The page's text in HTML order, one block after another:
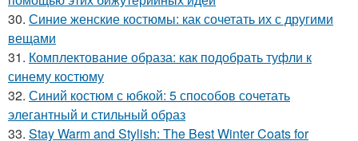
30. Синие женские костюмы: как сочетать их с другими
вещами
31. Комплектование образа: как подобрать туфли к
синему костюму
32. Синий костюм с юбкой: 5 способов сочетать
элегантный и стильный образ
33. Stay Warm and Stylish: The Best Winter Coats for